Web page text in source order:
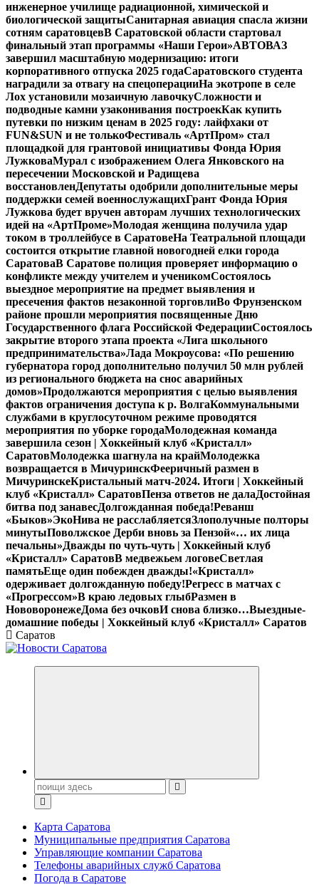
инженерное училище радиационной, химической и
биологической защитыСанитарная авиация спасла жизни
сотням саратовцевВ Саратовской области стартовал
финальный этап программы «Наши Герои»АВТОВАЗ
завершил масштабную модернизацию: итоги
корпоративного отпуска 2025 годаСаратовского студента
наградили за отвагу на спецоперацииНа экотропе в селе
Лох установили мозаичную лавочкуСложности и
подводные камни узаконивания построекКак купить
путевки по низким ценам в 2025 году: лайфхаки от
FUN&SUN и не толькоФестиваль «АртПром» стал
площадкой для грантовой инициативы Фонда Юрия
ЛужковаМурал с изображением Олега Янковского на
пересечении Московской и Радищева
восстановленДепутаты одобрили дополнительные меры
поддержки семей военнослужащихГрант Фонда Юрия
Лужкова будет вручен авторам лучших технологических
идей на «АртПроме»Молодая женщина получила удар
током в троллейбусе в СаратовеНа Театральной площади
состоится открытие главной новогодней елки города
СаратоваВ Саратове полиция проверяет информацию о
конфликте между учителем и ученикомСостоялось
выездное мероприятие на предмет выявления и
пресечения фактов незаконной торговлиВо Фрунзенском
районе прошли мероприятия посвященные Дню
Государственного флага Российской ФедерацииСостоялось
закрытие второго этапа проекта «Лига школьного
предпринимательства»Лада Мокроусова: «По решению
губернатора город дополнительно получил 50 млн рублей
из регионального бюджета на снос аварийных
домов»Продолжаются мероприятия с целью выявления
фактов ограничения доступа к р. ВолгаКоммунальными
службами в круглосуточном режиме проводятся
мероприятия по уборке городаМолодежная команда
завершила сезон | Хоккейный клуб «Кристалл»
СаратовМолодежка шагнула на крайМолодежка
возвращается в МичуринскФееричный размен в
МичуринскеКристальный матч-2024. Итоги | Хоккейный
клуб «Кристалл» СаратовПенза ответов не далаДостойная
битва под занавесДолгожданная победа!Реванш
«Быков»ЭкоНива не расслабляетсяЗлополучные полторы
минутыПоволжское Дерби вновь за Пензой«… их лица
печальны»Дважды по чуть-чуть | Хоккейный клуб
«Кристалл» СаратовВ медвежьем логовеСветлая
памятьЕще один побежден дважды!«Кристалл»
одерживает долгожданную победу!Регресс в матчах с
«Прогрессом»В краю ледовых глыбРазмен в
НововоронежеДома без очковИ снова близко…Выездные-
домашние победы | Хоккейный клуб «Кристалл» Саратов
Саратов
Поиск:
Карта Саратова
Муниципальные предприятия Саратова
Управляющие компании Саратова
Телефоны аварийных служб Саратова
Погода в Саратове